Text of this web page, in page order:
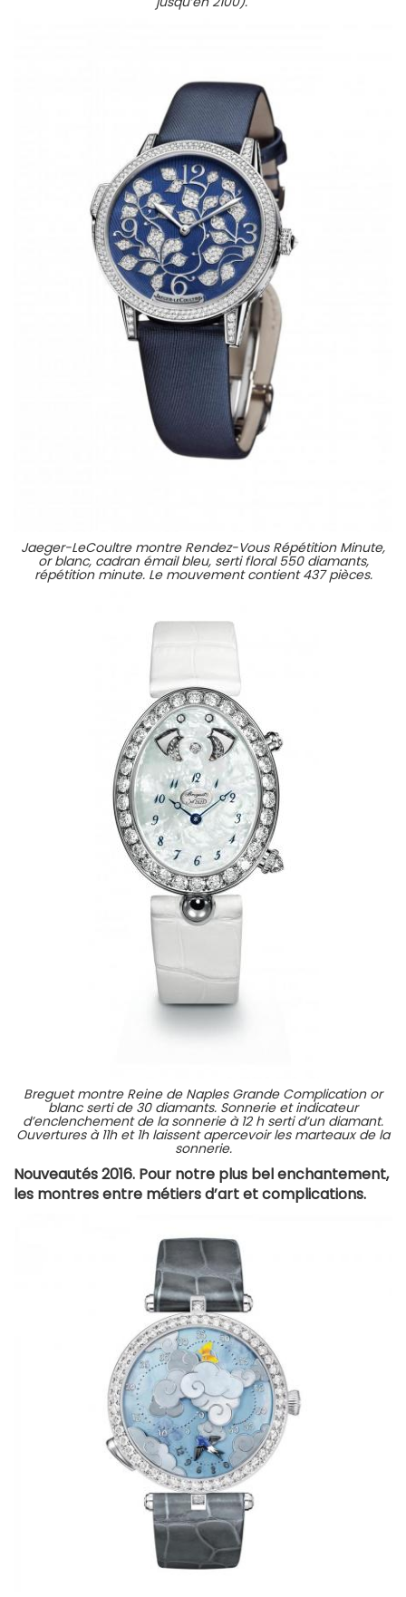
Jaeger-LeCoultre montre Rendez-Vous Répétition Minute,
or blanc, cadran émail bleu, serti floral 550 diamants,
répétition minute. Le mouvement contient 437 pièces.
Breguet montre Reine de Naples Grande Complication or
blanc serti de 30 diamants. Sonnerie et indicateur
d’enclenchement de la sonnerie à 12 h serti d’un diamant.
Ouvertures à 11h et 1h laissent apercevoir les marteaux de la
sonnerie.
Nouveautés 2016. Pour notre plus bel enchantement,
les montres entre métiers d’art et complications.